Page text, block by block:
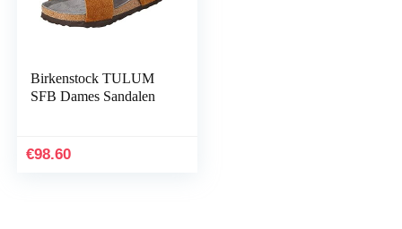
Birkenstock TULUM
SFB Dames Sandalen
€98.60